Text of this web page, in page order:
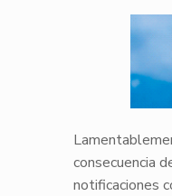
consecuencia
notificaciones